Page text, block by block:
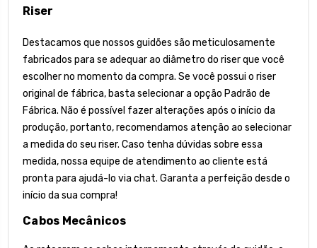
Riser
Destacamos que nossos guidões são meticulosamente
fabricados para se adequar ao diâmetro do riser que você
escolher no momento da compra. Se você possui o riser
original de fábrica, basta selecionar a opção Padrão de
Fábrica. Não é possível fazer alterações após o início da
produção, portanto, recomendamos atenção ao selecionar
a medida do seu riser. Caso tenha dúvidas sobre essa
medida, nossa equipe de atendimento ao cliente está
pronta para ajudá-lo via chat. Garanta a perfeição desde o
início da sua compra!
Cabos Mecânicos